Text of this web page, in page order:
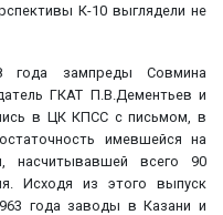
К-10 выглядели не
года зампреды Совмина
ГКАТ П.В.Дементьев и
в ЦК КПСС с письмом, в
имевшейся на
насчитывавшей всего 90
Исходя из этого выпуск
года заводы в Казани и